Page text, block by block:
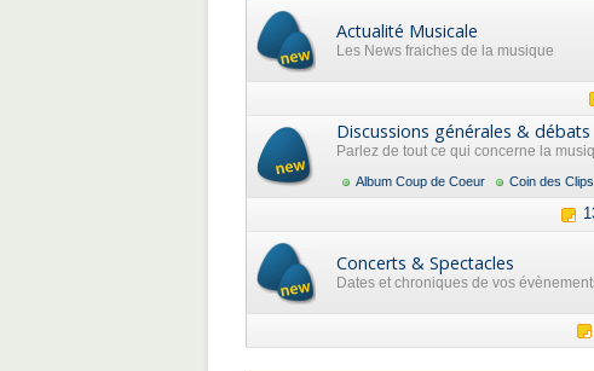
Actualité Musicale
Les News fraiches de la musique
Discussions générales & débats
Parlez de tout ce qui concerne la
Album Coup de Coeur Coin des Clips
Concerts & Spectacles
Dates et chroniques de vos